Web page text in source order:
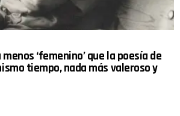
menos ‘femenino’ que la poesía de
tiempo, nada más valeroso y